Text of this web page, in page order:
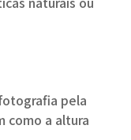
pela
como a altura